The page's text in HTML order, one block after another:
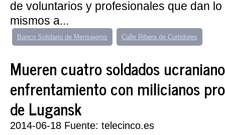
de voluntarios y profesionales que dan
mismos a...
Banco Solidario de Mensajeros Calle Ribera de Curtidores
Mueren cuatro soldados
enfrentamiento con milicianos
de Lugansk
2014-06-18 Fuente: telecinco.es